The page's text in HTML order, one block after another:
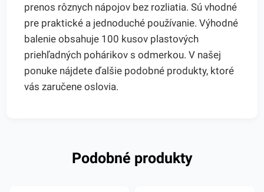
prenos rôznych nápojov bez rozliatia. Sú vhodné
pre praktické a jednoduché používanie. Výhodné
balenie obsahuje 100 kusov plastových
priehľadných pohárikov s odmerkou. V našej
ponuke nájdete ďalšie podobné produkty, ktoré
vás zaručene oslovia.
Podobné produkty